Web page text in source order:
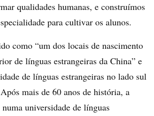
qualidades humanas, e construímos
para cultivar os alunos.
como “um dos locais de nascimento
de línguas estrangeiras da China” e
de línguas estrangeiras no lado sul
mais de 60 anos de história, a
universidade de línguas